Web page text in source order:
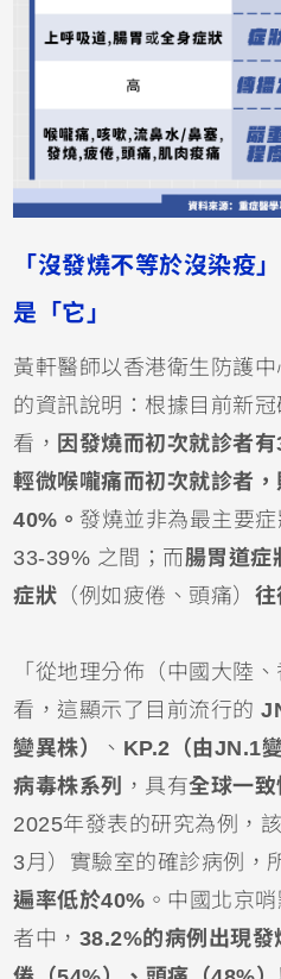
「沒發燒不等於沒染疫
是「它」
黃軒醫師以香港衛生防護
的資訊說明：根據目前新
看， 因發燒而初次就診者
輕微喉嚨痛而初次就診者
40%。發燒並非為最主要
33-39% 之間；而腸胃道症
症狀 （例如疲倦、頭痛） 往
「從地理分佈（中國大陸
看，這顯示了目前流行的
變異株）
、 KP.2（由JN.1
病毒株系列 ，具有全球一
2025年發表的研究為例，
3月）實驗室的確診病例，
遍率低於40% 。中國北京
者中， 38.2%的病例出現發